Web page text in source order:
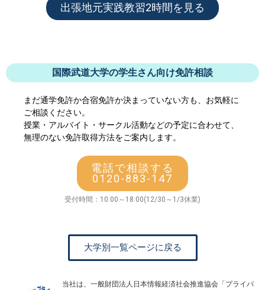
出張地元実践教習2時間を見る
国際武道大学の学生さん向け免許相談
まだ通学免許か合宿免許か決まっていない方も、お気軽に
ご相談ください。
授業・アルバイト・サークル活動などの予定に合わせて、
無理のない免許取得方法をご案内します。
電話で相談する
0120-883-147
受付時間：10:00～18:00(12/30～1/3休業)
大学別一覧ページに戻る
当社は、一般財団法人日本情報経済社会推進協会「プライバ